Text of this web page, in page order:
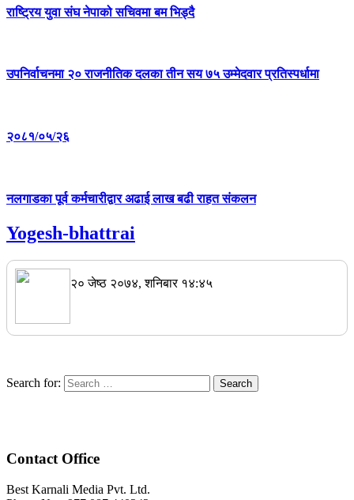
राष्ट्रिय युवा संघ नेपाको सचिवमा बम भिड्दै
उपनिर्वाचनमा २० राजनीतिक दलका तीन सय ७५ उम्मेदवार प्रतिस्पर्धामा
२०८१/०५/२६
नलगाडका पूर्व कर्मचारीद्वार अढाई लाख बढी राहत संकलन
Yogesh-bhattrai
२० जेष्ठ २०७४, शनिबार १४:४५
Search for:
Contact Office
Best Karnali Media Pvt. Ltd.